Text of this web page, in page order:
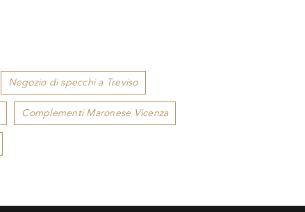
Negozio di specchi a Treviso
Complementi Maronese Vicenza